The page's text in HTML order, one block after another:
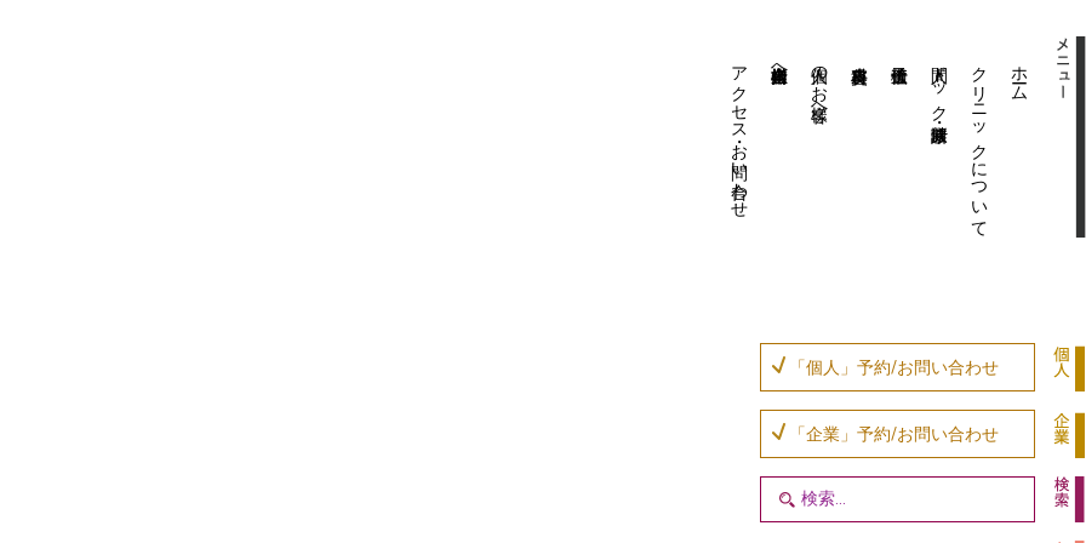
アクセス・お問い合わせ 企業内担当者様へ 個人のお客様へ 人間ドック・健康診断 クリニックについて ホーム
「個人」予約/お問い合わせ
「企業」予約/お問い合わせ